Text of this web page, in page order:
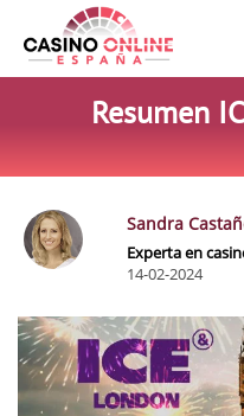
Resumen
Sandra
Experta en
14-02-2024